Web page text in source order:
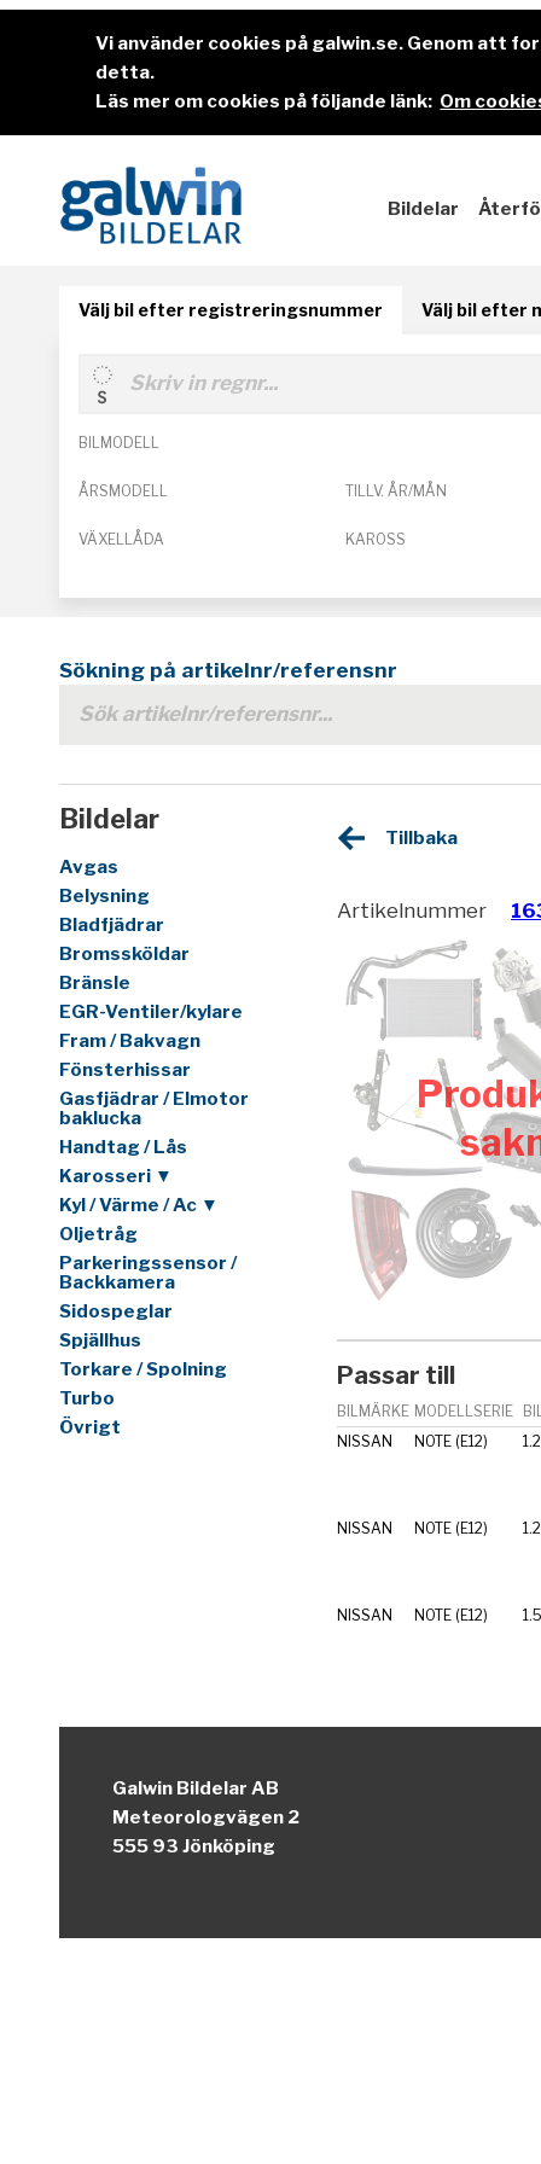
Vi använder cookies på galwin.se. Genom att
detta.
Läs mer om cookies på följande länk: Om
Bildelar
Välj bil efter registreringsnummer Välj bil efter
BILMODELL
ÅRSMODELL TILLV. ÅR/MÅN
VÄXELLÅDA KAROSS
Sökning på artikelnr/referensnr
Bildelar
Avgas
Belysning
Bladfjädrar
Bromssköldar
Bränsle
EGR-Ventiler/kylare
Fram / Bakvagn
Fönsterhissar
Gasfjädrar / Elmotor
baklucka
Handtag / Lås
Karosseri ▼
Kyl / Värme / Ac ▼
Oljetråg
Parkeringssensor /
Backkamera
Sidospeglar
Spjällhus
Torkare / Spolning
Turbo
Övrigt
Tillbaka
Artikelnummer
Passar till
BILMÄRKE MODELLSERIE
NISSAN
NOTE (E12) 1.2
NISSAN NOTE (E12)
NISSAN NOTE (E12)
Galwin Bildelar AB
Meteorologvägen 2
555 93 Jönköping